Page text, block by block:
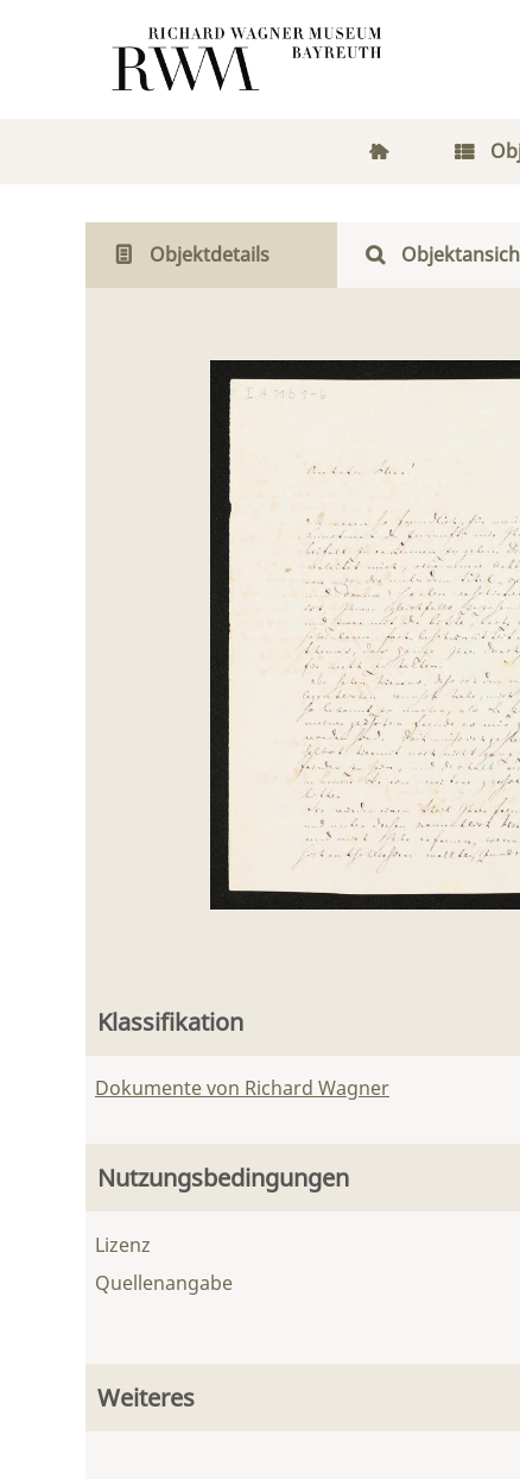
Objektdetails
Klassifikation
Dokumente von Richard Wagner
Nutzungsbedingungen
Lizenz
Quellenangabe
Weiteres